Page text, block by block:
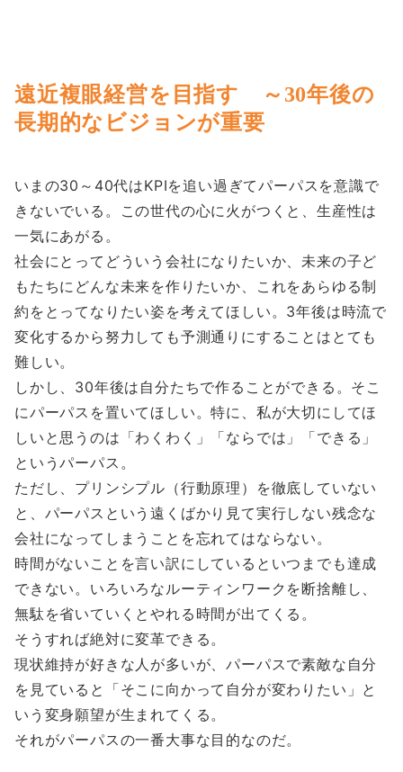
遠近複眼経営を目指す ～30年後の
長期的なビジョンが重要
いまの30～40代はKPIを追い過ぎてパーパスを意識で
きないでいる。この世代の心に火がつくと、生産性は
一気にあがる。
社会にとってどういう会社になりたいか、未来の子ど
もたちにどんな未来を作りたいか、これをあらゆる制
約をとってなりたい姿を考えてほしい。3年後は時流で
変化するから努力しても予測通りにすることはとても
難しい。
しかし、30年後は自分たちで作ることができる。そこ
にパーパスを置いてほしい。特に、私が大切にしてほ
しいと思うのは「わくわく」「ならでは」「できる」
というパーパス。
ただし、プリンシプル（行動原理）を徹底していない
と、パーパスという遠くばかり見て実行しない残念な
会社になってしまうことを忘れてはならない。
時間がないことを言い訳にしているといつまでも達成
できない。いろいろなルーティンワークを断捨離し、
無駄を省いていくとやれる時間が出てくる。
そうすれば絶対に変革できる。
現状維持が好きな人が多いが、パーパスで素敵な自分
を見ていると「そこに向かって自分が変わりたい」と
いう変身願望が生まれてくる。
それがパーパスの一番大事な目的なのだ。